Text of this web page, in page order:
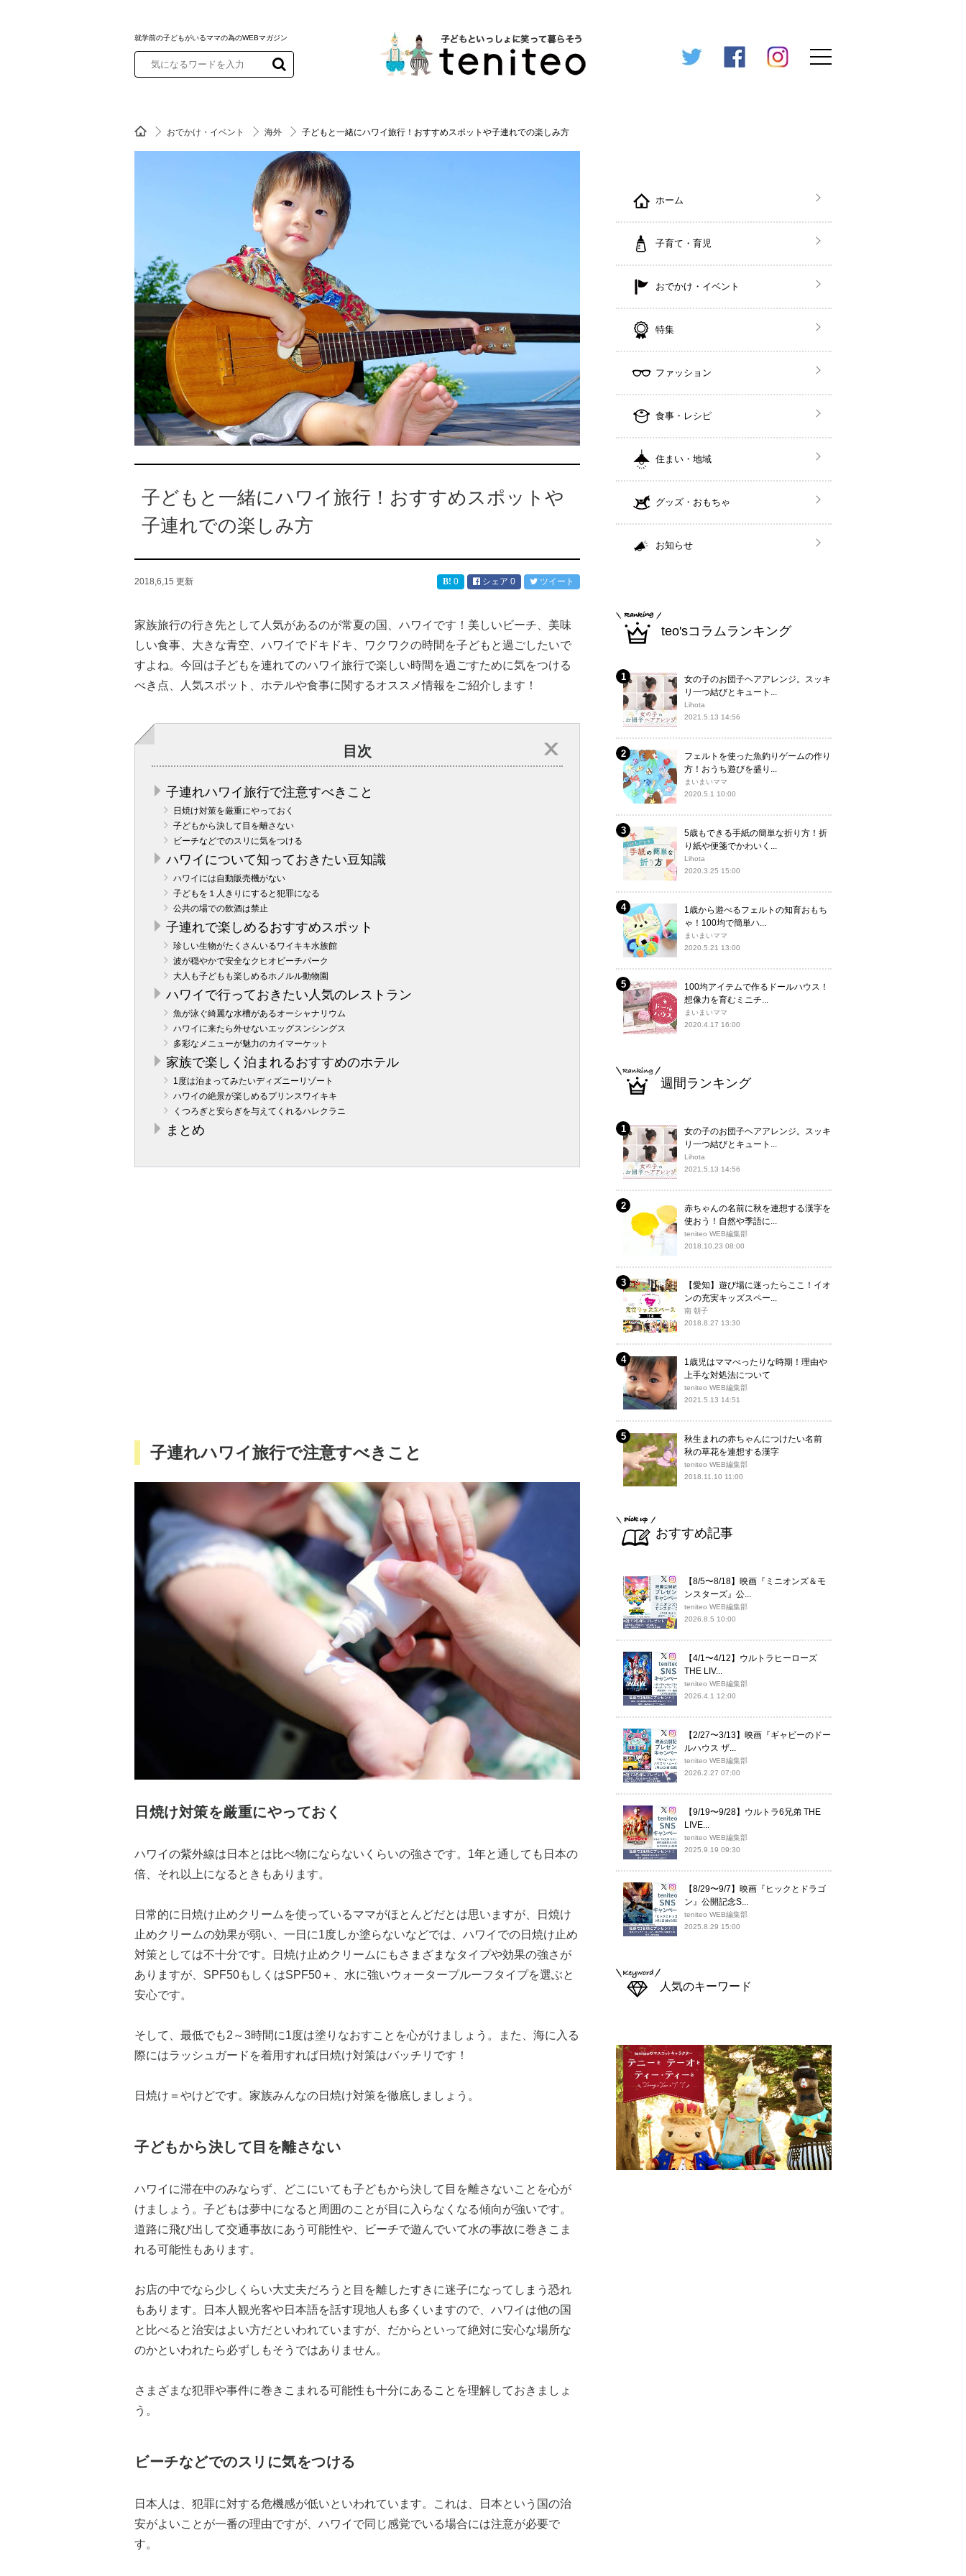
就学前の子どもがいるママの為のWEBマガジン
おでかけ・イベント 海外 子どもと一緒にハワイ旅行！おすすめスポットや子連れでの楽しみ方
子どもと一緒にハワイ旅行！おすすめスポットや
子連れでの楽しみ方
2018,6,15 更新 0 シェア 0 ツイート
家族旅行の行き先として人気があるのが常夏の国、ハワイです！美しいビーチ、美味
しい食事、大きな青空、ハワイでドキドキ、ワクワクの時間を子どもと過ごしたいで
すよね。今回は子どもを連れてのハワイ旅行で楽しい時間を過ごすために気をつける
べき点、人気スポット、ホテルや食事に関するオススメ情報をご紹介します！
目次
子連れハワイ旅行で注意すべきこと
日焼け対策を厳重にやっておく
子どもから決して目を離さない
ビーチなどでのスリに気をつける
ハワイについて知っておきたい豆知識
ハワイには自動販売機がない
子どもを１人きりにすると犯罪になる
公共の場での飲酒は禁止
子連れで楽しめるおすすめスポット
珍しい生物がたくさんいるワイキキ水族館
波が穏やかで安全なクヒオビーチパーク
大人も子どもも楽しめるホノルル動物園
ハワイで行っておきたい人気のレストラン
魚が泳ぐ綺麗な水槽があるオーシャナリウム
ハワイに来たら外せないエッグスンシングス
多彩なメニューが魅力のカイマーケット
家族で楽しく泊まれるおすすめのホテル
1度は泊まってみたいディズニーリゾート
ハワイの絶景が楽しめるプリンスワイキキ
くつろぎと安らぎを与えてくれるハレクラニ
まとめ
子連れハワイ旅行で注意すべきこと
日焼け対策を厳重にやっておく
ハワイの紫外線は日本とは比べ物にならないくらいの強さです。1年と通しても日本の
倍、それ以上になるときもあります。
日常的に日焼け止めクリームを使っているママがほとんどだとは思いますが、日焼け
止めクリームの効果が弱い、一日に1度しか塗らないなどでは、ハワイでの日焼け止め
対策としては不十分です。日焼け止めクリームにもさまざまなタイプや効果の強さが
ありますが、SPF50もしくはSPF50＋、水に強いウォータープルーフタイプを選ぶと
安心です。
そして、最低でも2～3時間に1度は塗りなおすことを心がけましょう。また、海に入る
際にはラッシュガードを着用すれば日焼け対策はバッチリです！
日焼け＝やけどです。家族みんなの日焼け対策を徹底しましょう。
子どもから決して目を離さない
ハワイに滞在中のみならず、どこにいても子どもから決して目を離さないことを心が
けましょう。子どもは夢中になると周囲のことが目に入らなくなる傾向が強いです。
道路に飛び出して交通事故にあう可能性や、ビーチで遊んでいて水の事故に巻きこま
れる可能性もあります。
お店の中でなら少しくらい大丈夫だろうと目を離したすきに迷子になってしまう恐れ
もあります。日本人観光客や日本語を話す現地人も多くいますので、ハワイは他の国
と比べると治安はよい方だといわれていますが、だからといって絶対に安心な場所な
のかといわれたら必ずしもそうではありません。
さまざまな犯罪や事件に巻きこまれる可能性も十分にあることを理解しておきましょ
う。
ビーチなどでのスリに気をつける
日本人は、犯罪に対する危機感が低いといわれています。これは、日本という国の治
安がよいことが一番の理由ですが、ハワイで同じ感覚でいる場合には注意が必要で
す。
ホーム
子育て・育児
おでかけ・イベント
特集
ファッション
食事・レシピ
住まい・地域
グッズ・おもちゃ
お知らせ
teo'sコラムランキング
女の子のお団子ヘアアレンジ。スッキ
リ一つ結びとキュート...
Lihota
2021.5.13 14:56
フェルトを使った魚釣りゲームの作り
方！おうち遊びを盛り...
まいまいママ
2020.5.1 10:00
5歳もできる手紙の簡単な折り方！折
り紙や便箋でかわいく...
Lihota
2020.3.25 15:00
1歳から遊べるフェルトの知育おもち
ゃ！100均で簡単ハ...
まいまいママ
2020.5.21 13:00
100均アイテムで作るドールハウス！
想像力を育むミニチ...
まいまいママ
2020.4.17 16:00
週間ランキング
女の子のお団子ヘアアレンジ。スッキ
リ一つ結びとキュート...
Lihota
2021.5.13 14:56
赤ちゃんの名前に秋を連想する漢字を
使おう！自然や季語に...
teniteo WEB編集部
2018.10.23 08:00
【愛知】遊び場に迷ったらここ！イオ
ンの充実キッズスペー...
南 朝子
2018.8.27 13:30
1歳児はママべったりな時期！理由や
上手な対処法について
teniteo WEB編集部
2021.5.13 14:51
秋生まれの赤ちゃんにつけたい名前
秋の草花を連想する漢字
teniteo WEB編集部
2018.11.10 11:00
おすすめ記事
【8/5〜8/18】映画『ミニオンズ＆モ
ンスターズ』公...
teniteo WEB編集部
2026.8.5 10:00
【4/1〜4/12】ウルトラヒーローズ
THE LIV...
teniteo WEB編集部
2026.4.1 12:00
【2/27〜3/13】映画『ギャビーのドー
ルハウス ザ...
teniteo WEB編集部
2026.2.27 07:00
【9/19〜9/28】ウルトラ6兄弟 THE
LIVE...
teniteo WEB編集部
2025.9.19 09:30
【8/29〜9/7】映画『ヒックとドラゴ
ン』公開記念S...
teniteo WEB編集部
2025.8.29 15:00
人気のキーワード